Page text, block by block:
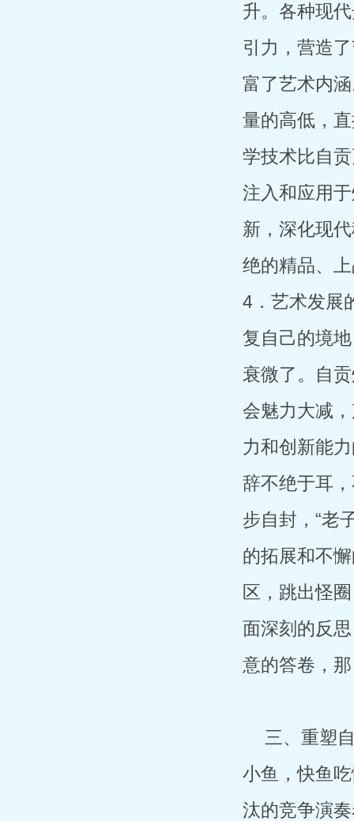
升。各种现
引力，营造
富了艺术内
量的高低，
学技术比自
注入和应用
新，深化现
绝的精品、
4．艺术发展
复自己的境
衰微了。自
会魅力大减
力和创新能
辞不绝于耳
步自封，“老
的拓展和不
区，跳出怪
面深刻的反
意的答卷，
三、重塑
小鱼，快鱼
汰的竞争演